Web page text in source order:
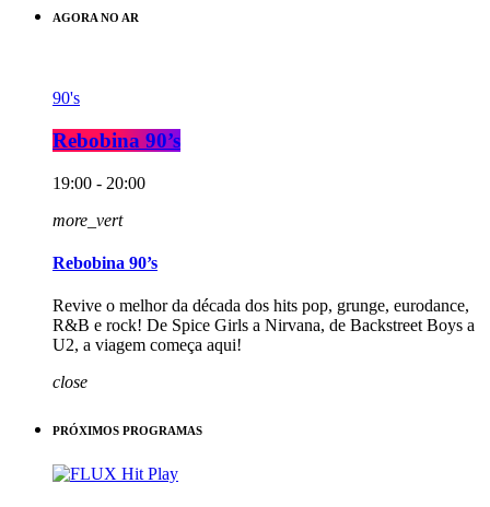
AGORA NO AR
90's
Rebobina 90’s
19:00 - 20:00
more_vert
Rebobina 90’s
Revive o melhor da década dos hits pop, grunge, eurodance,
R&B e rock! De Spice Girls a Nirvana, de Backstreet Boys a
U2, a viagem começa aqui!
close
PRÓXIMOS PROGRAMAS